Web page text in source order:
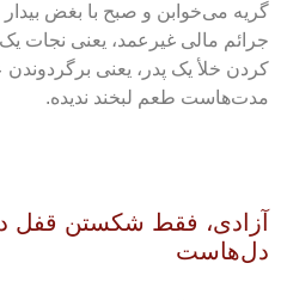
گریه می‌خوابن و صبح با بغض
جرائم مالی غیرعمد، یعنی نجات
کردن خلأ یک پدر، یعنی
مدت‌هاست طعم لبخند ندیده.
آزادی، فقط شکستن قفل
دل‌هاست